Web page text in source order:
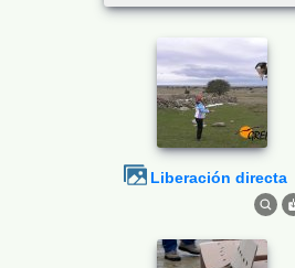
Liberación directa